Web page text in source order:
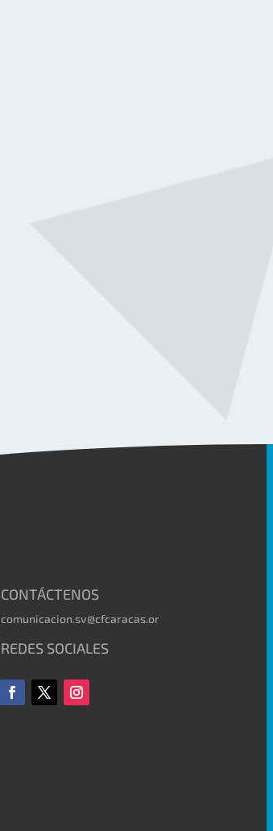
CONTÁCTENOS
comunicacion.sv@cfcaracas.org
REDES SOCIALES